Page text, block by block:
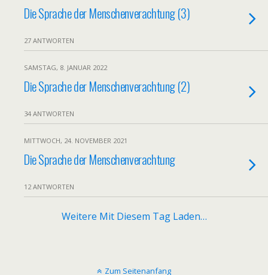
Die Sprache der Menschenverachtung (3)
27 ANTWORTEN
SAMSTAG, 8. JANUAR 2022
Die Sprache der Menschenverachtung (2)
34 ANTWORTEN
MITTWOCH, 24. NOVEMBER 2021
Die Sprache der Menschenverachtung
12 ANTWORTEN
Weitere Mit Diesem Tag Laden…
Zum Seitenanfang